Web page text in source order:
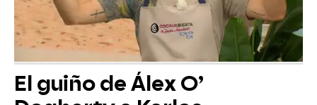
El guiño de Álex O’